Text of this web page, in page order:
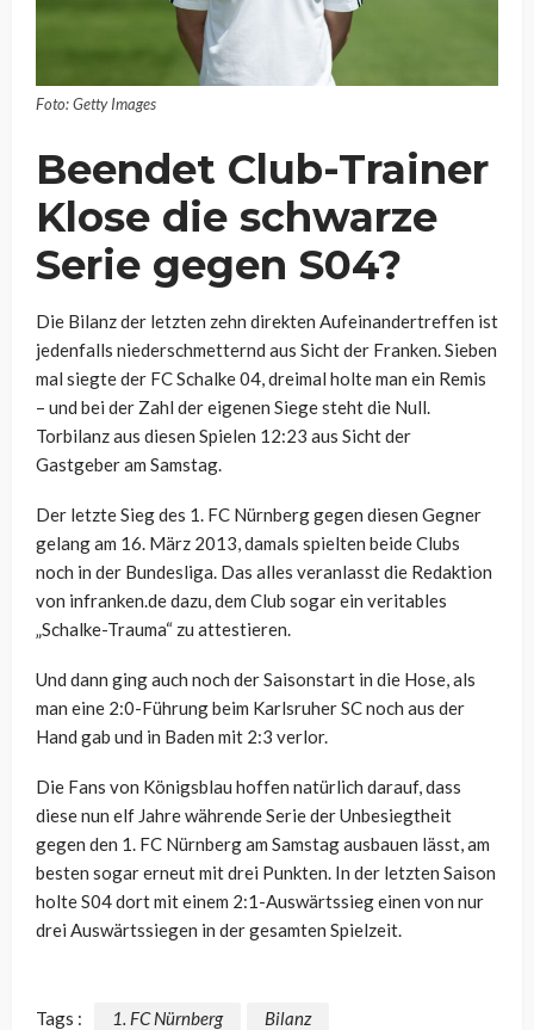
Foto: Getty Images
Beendet Club-Trainer
Klose die schwarze
Serie gegen S04?
Die Bilanz der letzten zehn direkten Aufeinandertreffen ist
jedenfalls niederschmetternd aus Sicht der Franken. Sieben
mal siegte der FC Schalke 04, dreimal holte man ein Remis
– und bei der Zahl der eigenen Siege steht die Null.
Torbilanz aus diesen Spielen 12:23 aus Sicht der
Gastgeber am Samstag.
Der letzte Sieg des 1. FC Nürnberg gegen diesen Gegner
gelang am 16. März 2013, damals spielten beide Clubs
noch in der Bundesliga. Das alles veranlasst die Redaktion
von infranken.de dazu, dem Club sogar ein veritables
„Schalke-Trauma“ zu attestieren.
Und dann ging auch noch der Saisonstart in die Hose, als
man eine 2:0-Führung beim Karlsruher SC noch aus der
Hand gab und in Baden mit 2:3 verlor.
Die Fans von Königsblau hoffen natürlich darauf, dass
diese nun elf Jahre währende Serie der Unbesiegtheit
gegen den 1. FC Nürnberg am Samstag ausbauen lässt, am
besten sogar erneut mit drei Punkten. In der letzten Saison
holte S04 dort mit einem 2:1-Auswärtssieg einen von nur
drei Auswärtssiegen in der gesamten Spielzeit.
Tags : 1. FC Nürnberg Bilanz